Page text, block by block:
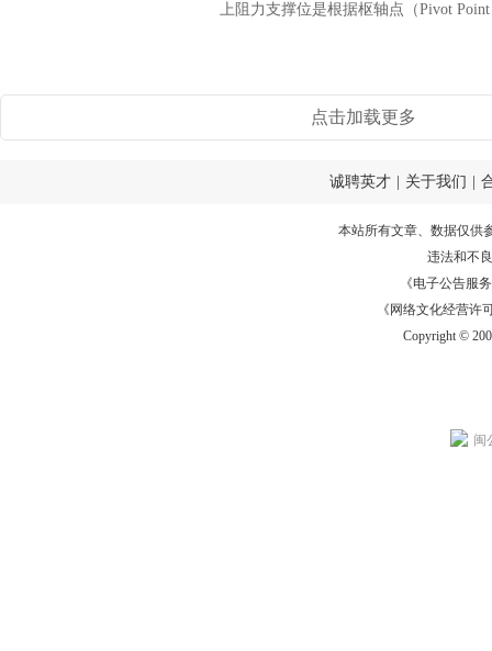
上阻力支撑位是根据枢轴点（Pivot
点击加载更多
诚聘英才 关于我们
本站所有文章、数据仅供
违法和不
《电子公告服务
《网络文化经营许
Copyright ©
闽